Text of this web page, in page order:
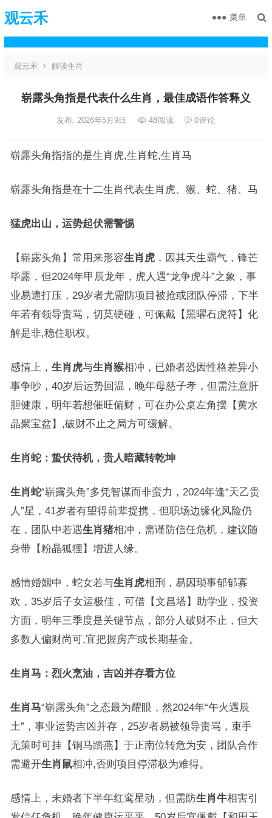
观云禾 菜单
观云禾 解读生肖
崭露头角指是代表什么生肖，最佳成语作答释义
发布: 2026年5月9日 48阅读 0评论
崭露头角指指的是生肖虎,生肖蛇,生肖马
崭露头角指是在十二生肖代表生肖虎、猴、蛇、猪、马
猛虎出山，运势起伏需警惕
【崭露头角】常用来形容生肖虎，因其天生霸气，锋芒
毕露，但2024年甲辰龙年，虎人遇“龙争虎斗”之象，事
业易遭打压，29岁者尤需防项目被抢或团队停滞，下半
年若有领导责骂，切莫硬碰，可佩戴【黑曜石虎符】化
解是非,稳住职权。
感情上， 生肖虎与生肖猴相冲，已婚者恐因性格差异小
事争吵，40岁后运势回温，晚年母慈子孝，但需注意肝
胆健康，明年若想催旺偏财，可在办公桌左角摆【黄水
晶聚宝盆】,破财不止之局方可缓解。
生肖蛇：蛰伏待机，贵人暗藏转乾坤
生肖蛇“崭露头角”多凭智谋而非蛮力，2024年逢“天乙贵
人”星，41岁者有望得前辈提携，但职场边缘化风险仍
在，团队中若遇生肖猪相冲，需谨防信任危机，建议随
身带【粉晶狐狸】增进人缘。
感情婚姻中，蛇女若与生肖虎相刑，易因琐事郁郁寡
欢，35岁后子女运极佳，可借【文昌塔】助学业，投资
方面，明年三季度是关键节点，部分人破财不止，但大
多数人偏财尚可,宜把握房产或长期基金。
生肖马：烈火烹油，吉凶并存看方位
生肖马“崭露头角”之态最为耀眼，然2024年“午火遇辰
土”，事业运势吉凶并存，25岁者易被领导责骂，束手
无策时可挂【铜马踏燕】于正南位转危为安，团队合作
需避开生肖鼠相冲,否则项目停滞极为难得。
感情上，未婚者下半年红鸾星动，但需防生肖牛相害引